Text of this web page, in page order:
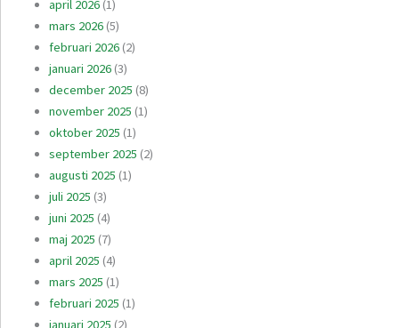
april 2026(1)
mars 2026(5)
februari 2026(2)
januari 2026(3)
december 2025 (8)
november 2025 (1)
oktober 2025 (1)
september 2025 (2)
augusti 2025 (1)
juli 2025 (3)
juni 2025 (4)
maj 2025 (7)
april 2025 (4)
mars 2025 (1)
februari 2025 (1)
januari 2025 (2)